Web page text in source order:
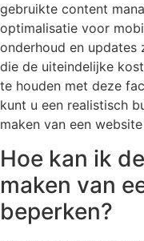
gebruikte content
optimalisatie voor
onderhoud en updates
die de uiteindelijke
te houden met deze
kunt u een realistisch
maken van een
Hoe kan ik
maken van
beperken?